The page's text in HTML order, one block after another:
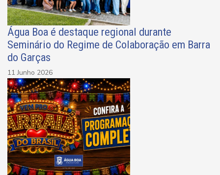
Água Boa é destaque regional durante
Seminário do Regime de Colaboração em Barra
do Garças
11 Junho 2026